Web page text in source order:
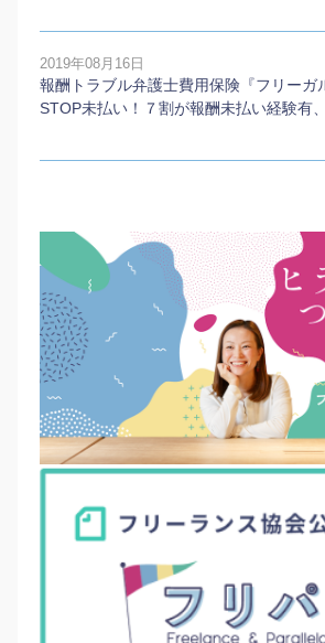
2019年08月16日
報酬トラブル弁護士費用保険『フリーガ
STOP未払い！７割が報酬未払い経験有